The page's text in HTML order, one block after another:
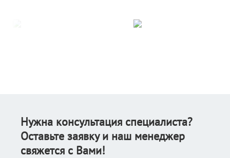
Нужна консультация специалиста?
Оставьте заявку и наш менеджер
свяжется с Вами!